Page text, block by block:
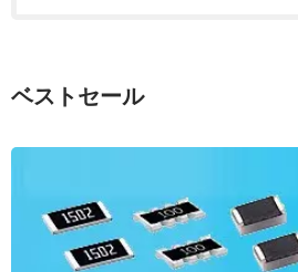
ベストセール